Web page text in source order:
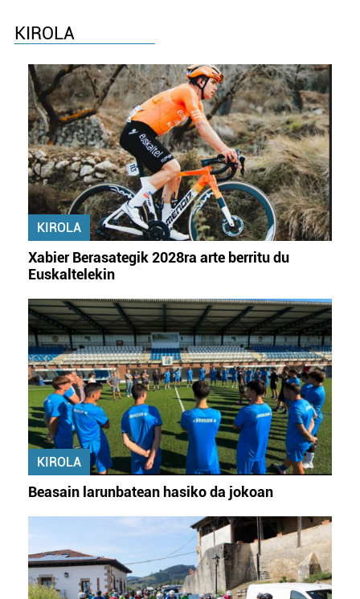
KIROLA
KIROLA
Xabier Berasategik 2028ra arte berritu du
Euskaltelekin
KIROLA
Beasain larunbatean hasiko da jokoan